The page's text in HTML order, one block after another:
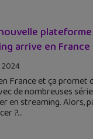
arrive en France
2024
France et ça promet
de nombreuses
en streaming. Alors,
?